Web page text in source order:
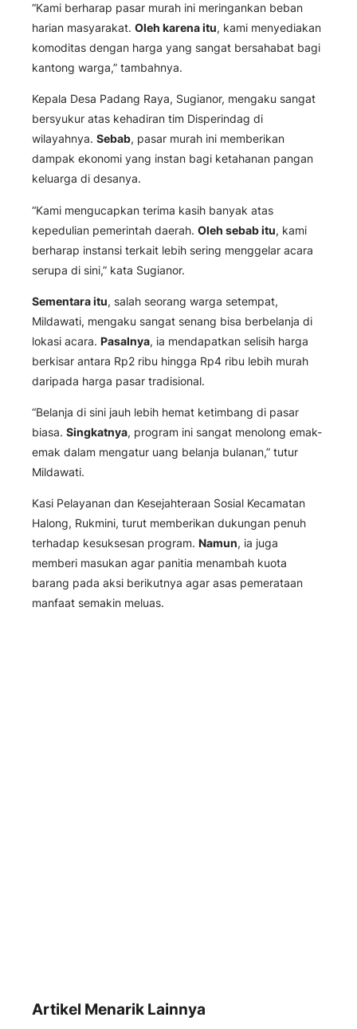
“Kami berharap pasar murah ini meringankan beban
harian masyarakat. Oleh karena itu, kami menyediakan
komoditas dengan harga yang sangat bersahabat bagi
kantong warga,” tambahnya.
Kepala Desa Padang Raya, Sugianor, mengaku sangat
bersyukur atas kehadiran tim Disperindag di
wilayahnya. Sebab, pasar murah ini memberikan
dampak ekonomi yang instan bagi ketahanan pangan
keluarga di desanya.
“Kami mengucapkan terima kasih banyak atas
kepedulian pemerintah daerah. Oleh sebab itu, kami
berharap instansi terkait lebih sering menggelar acara
serupa di sini,” kata Sugianor.
Sementara itu, salah seorang warga setempat,
Mildawati, mengaku sangat senang bisa berbelanja di
lokasi acara. Pasalnya, ia mendapatkan selisih harga
berkisar antara Rp2 ribu hingga Rp4 ribu lebih murah
daripada harga pasar tradisional.
“Belanja di sini jauh lebih hemat ketimbang di pasar
biasa. Singkatnya, program ini sangat menolong emak-
emak dalam mengatur uang belanja bulanan,” tutur
Mildawati.
Kasi Pelayanan dan Kesejahteraan Sosial Kecamatan
Halong, Rukmini, turut memberikan dukungan penuh
terhadap kesuksesan program. Namun, ia juga
memberi masukan agar panitia menambah kuota
barang pada aksi berikutnya agar asas pemerataan
manfaat semakin meluas.
Artikel Menarik Lainnya